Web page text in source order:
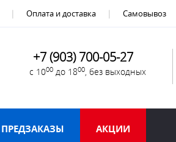
Оплата и доставка Самовывоз
+7 (903) 700-05-27
с 1000 до 1800, без выходных
ПРЕДЗАКАЗЫ АКЦИИ